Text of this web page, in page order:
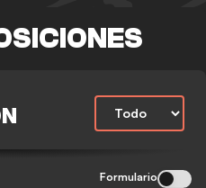
Formulario